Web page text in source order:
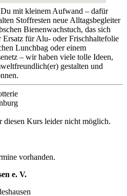
mit kleinem Aufwand – dafür
Stoffresten neue Alltagsbegleiter
Bienenwachstuch, das sich
Ersatz für Alu- oder Frischhaltefolie
Lunchbag oder einem
– wir haben viele tolle Ideen,
gestalten und
Kurs leider nicht möglich.
vorhanden.
e. V.